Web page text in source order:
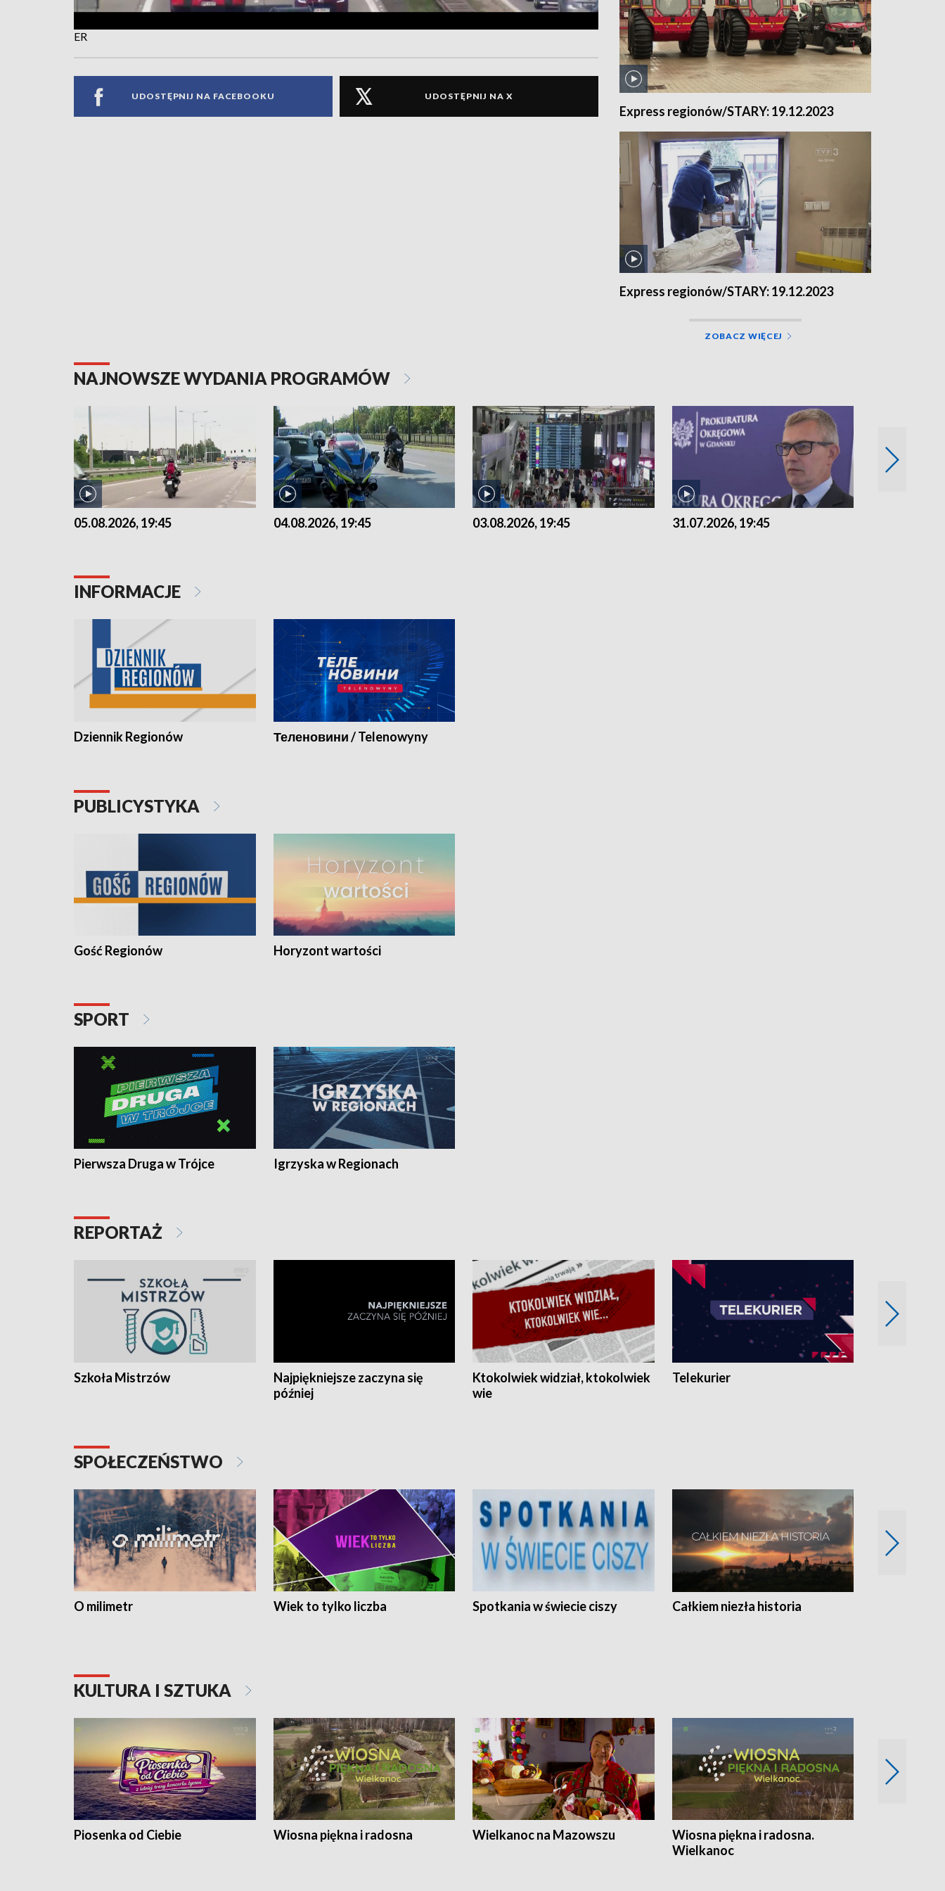
ER
UDOSTĘPNIJ NA FACEBOOKU UDOSTĘPNIJ NA X
Express regionów/STARY: 19.12.2023
Express regionów/STARY: 19.12.2023
ZOBACZ WIĘCEJ
NAJNOWSZE WYDANIA PROGRAMÓW
05.08.2026, 19:45 04.08.2026, 19:45 03.08.2026, 19:45 31.07.2026, 19:45
INFORMACJE
Dziennik Regionów Теленовини / Telenowyny
PUBLICYSTYKA
Gość Regionów Horyzont wartości
SPORT
Pierwsza Druga w Trójce Igrzyska w Regionach
REPORTAŻ
Szkoła Mistrzów
Najpiękniejsze zaczyna się
później
Ktokolwiek widział, ktokolwiek
wie
Telekurier
SPOŁECZEŃSTWO
O milimetr Wiek to tylko liczba Spotkania w świecie ciszy Całkiem niezła historia
KULTURA I SZTUKA
Piosenka od Ciebie Wiosna piękna i radosna Wielkanoc na Mazowszu
Wiosna piękna i radosna.
Wielkanoc